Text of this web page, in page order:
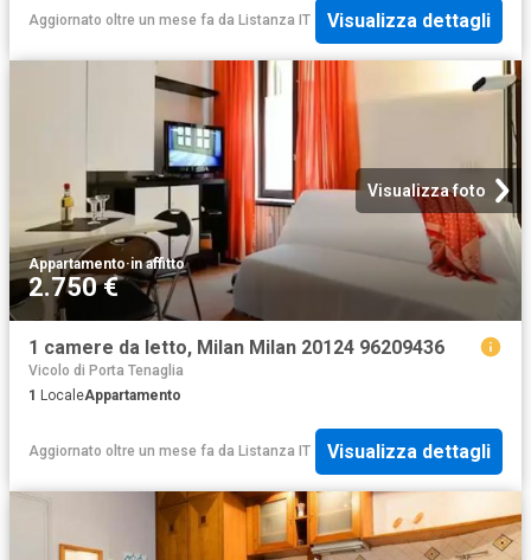
Aggiornato oltre un mese fa da Listanza IT Visualizza dettagli
Visualizza foto
Appartamento·in affitto
2.750 €
1 camere da letto, Milan Milan 20124 96209436
Vicolo di Porta Tenaglia
1 LocaleAppartamento
Aggiornato oltre un mese fa da Listanza IT Visualizza dettagli